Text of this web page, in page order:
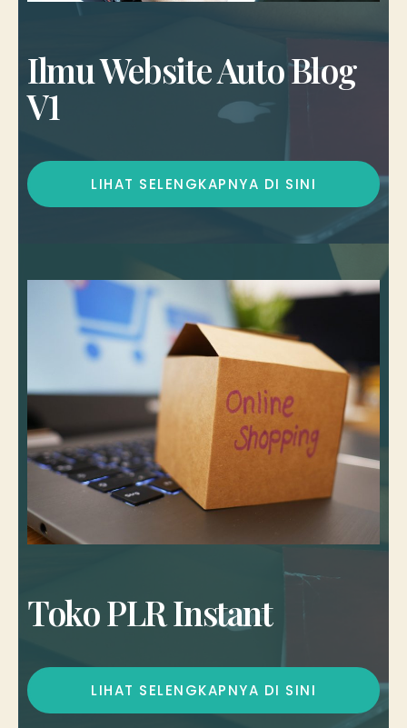
Ilmu Website Auto Blog
V1
LIHAT SELENGKAPNYA DI SINI
Toko PLR Instant
LIHAT SELENGKAPNYA DI SINI